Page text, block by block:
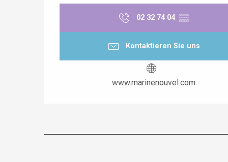
02 32 74 04 ▒▒
Kontaktieren Sie uns
www.marinenouvel.com